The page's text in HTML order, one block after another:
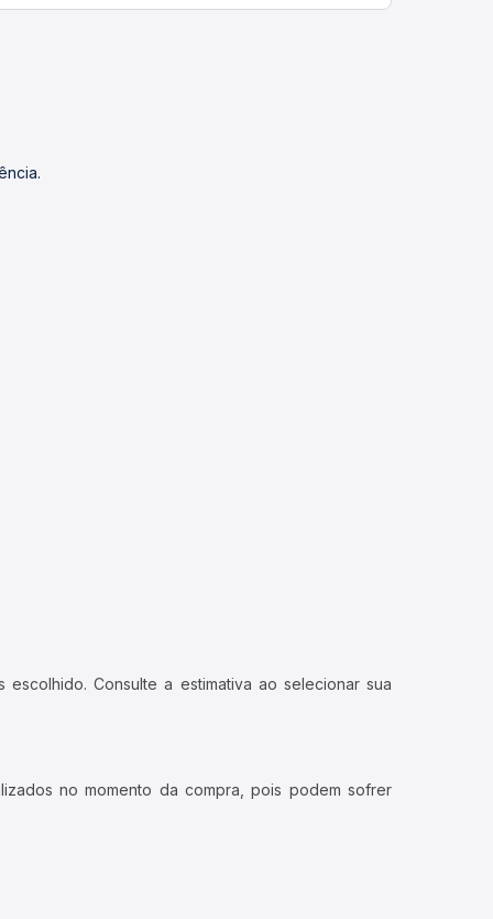
Consulte a estimativa ao selecionar sua
no momento da compra, pois podem sofrer